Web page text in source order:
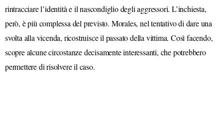
rintracciare l’identità e il nascondiglio degli aggressori. L’inchiesta,
però, è più complessa del previsto. Morales, nel tentativo di dare una
svolta alla vicenda, ricostruisce il passato della vittima. Così facendo,
scopre alcune circostanze decisamente interessanti, che potrebbero
permettere di risolvere il caso.